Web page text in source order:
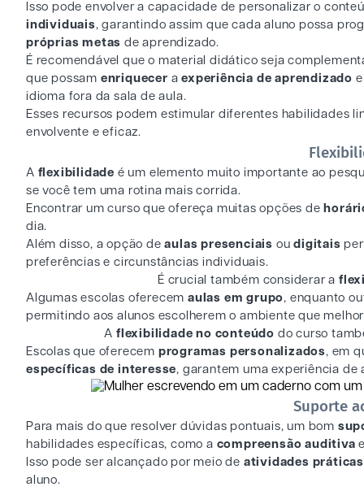
Isso pode envolver a capacidade de personalizar o
individuais, garantindo assim que cada aluno possa
próprias metas de aprendizado.
É recomendável que o material didático seja
que possam enriquecer aexperiência de aprendizado
idioma fora da sala de aula.
Esses recursos podem estimular diferentes habilidades
envolvente e eficaz.
A flexibilidade é um elemento muito importante ao
se você tem uma rotina mais corrida.
Encontrar um curso que ofereça muitas opções de
dia.
Além disso, a opção deaulas presenciais oudigitais
preferências e circunstâncias individuais.
É crucial também considerar a
Algumas escolas oferecem aulas em grupo, enquanto
permitindo aos alunos escolherem o ambiente que
Aflexibilidade no conteúdo do curso
Escolas que oferecem programas personalizados, em
específicas de interesse, garantem uma experiência
Suporte
Para mais do que resolver dúvidas pontuais, um bom
habilidades específicas, como a compreensão auditiva
Isso pode ser alcançado por meio de atividades práticas
aluno.